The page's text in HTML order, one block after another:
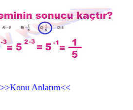
>>Konu Anlatım<<